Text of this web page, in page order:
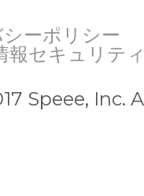
ーポリシー
報セキュリテ
Speee, Inc.